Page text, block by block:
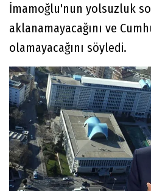
İmamoğlu'nun yolsuzluk
aklanamayacağını ve
olamayacağını söyledi.